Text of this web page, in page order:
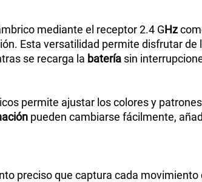
mediante el receptor 2.4 GHz
Esta versatilidad permite disfrutar de
se recarga la batería sin
permite ajustar los colores y
pueden cambiarse fácilmente,
preciso que captura cada